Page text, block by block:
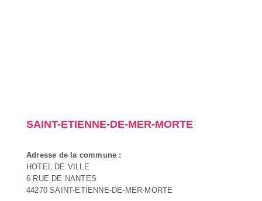
SAINT-ETIENNE-DE-MER-MORTE
Adresse de la commune :
HOTEL DE VILLE
6 RUE DE NANTES
44270 SAINT-ETIENNE-DE-MER-MORTE